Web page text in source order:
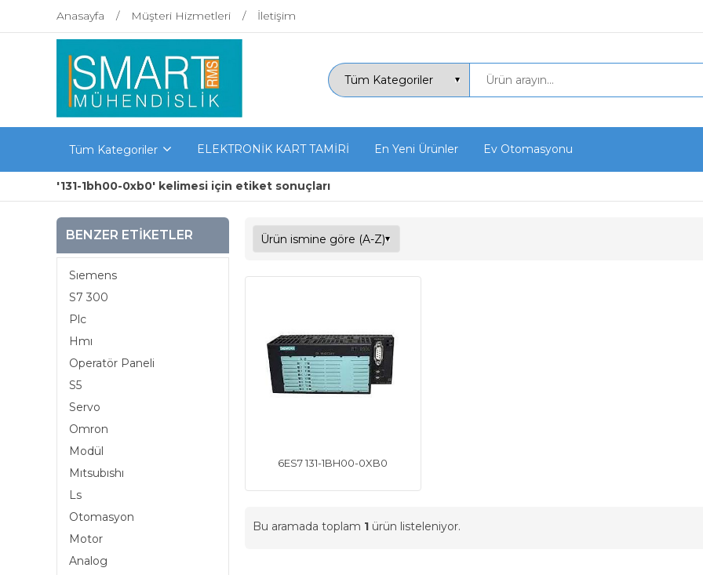
Anasayfa Müşteri Hizmetleri İletişim
Tüm Kategoriler ELEKTRONİK KART TAMİRİ En Yeni Ürünler Ev Otomasyonu
'131-1bh00-0xb0' kelimesi için etiket sonuçları
BENZER ETIKETLER
Sıemens
S7 300
Plc
Hmı
Operatör Paneli
S5
Servo
Omron
Modül
Mıtsubıshı
Ls
Otomasyon
Motor
Analog
6ES7 131-1BH00-0XB0
Bu aramada toplam 1 ürün listeleniyor.